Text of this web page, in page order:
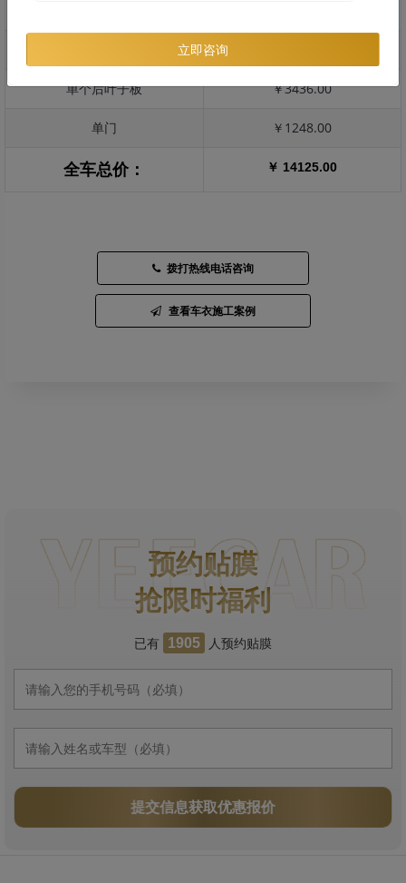
单个后叶子板 ￥3436.00
单门 ￥1248.00
全车总价： ￥ 14125.00
拨打热线电话咨询
查看车衣施工案例
预约贴膜
抢限时福利
已有 1905 人预约贴膜
提交信息获取优惠报价
立即咨询